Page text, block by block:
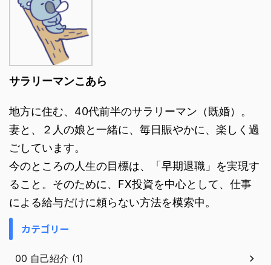
サラリーマンこあら
地方に住む、40代前半のサラリーマン（既婚）。
妻と、２人の娘と一緒に、毎日賑やかに、楽しく過
ごしています。
今のところの人生の目標は、「早期退職」を実現す
ること。そのために、FX投資を中心として、仕事
による給与だけに頼らない方法を模索中。
カテゴリー
00 自己紹介 (1)